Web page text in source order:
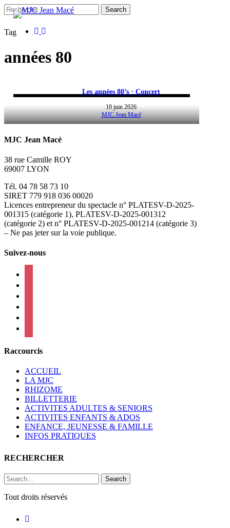
Skip
to
content
facebook
instagram
Search
Close
Tag
années 80
Les années 80’s · Concert
10 juin 2026
MJC Jean Macé
MJC Jean Macé
38 rue Camille ROY
69007 LYON
Tél. 04 78 58 73 10
SIRET 779 918 036 00020
Licences entrepreneur du spectacle n° PLATESV-D-2025-
001315 (catégorie 1), PLATESV-D-2025-001312
(catégorie 2) et n° PLATESV-D-2025-001214 (catégorie 3)
– Ne pas jeter sur la voie publique.
Suivez-nous
Raccourcis
ACCUEIL
LA MJC
RHIZOME
BILLETTERIE
ACTIVITES ADULTES & SENIORS
ACTIVITES ENFANTS & ADOS
ENFANCE, JEUNESSE & FAMILLE
INFOS PRATIQUES
RECHERCHER
Search
Tout droits réservés